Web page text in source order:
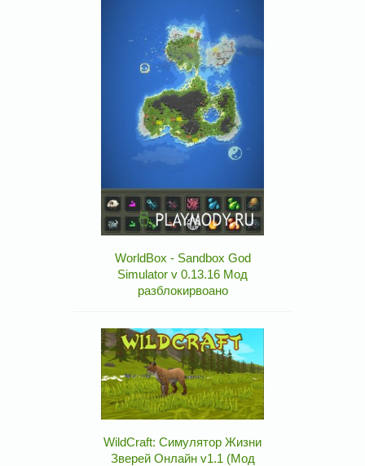
WorldBox - Sandbox God
Simulator v 0.13.16 Мод
разблокирвоано
WildCraft: Симулятор Жизни
Зверей Онлайн v1.1 (Мод